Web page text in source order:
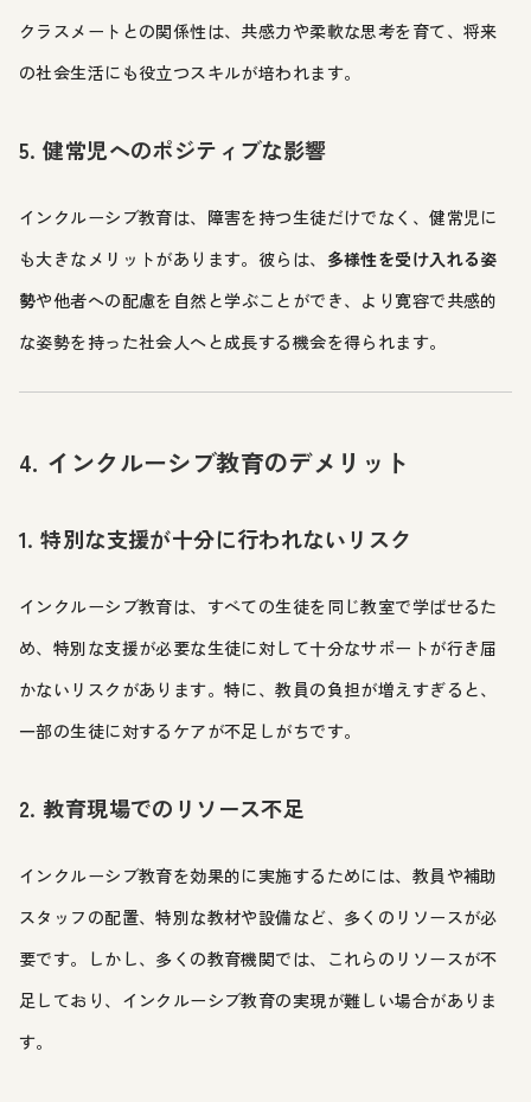
クラスメートとの関係性は、共感力や柔軟な思考を育て、将来
の社会生活にも役立つスキルが培われます。
5. 健常児へのポジティブな影響
インクルーシブ教育は、障害を持つ生徒だけでなく、健常児に
も大きなメリットがあります。彼らは、 多様性を受け入れる姿
勢や他者への配慮を自然と学ぶことができ、より寛容で共感的
な姿勢を持った社会人へと成長する機会を得られます。
4. インクルーシブ教育のデメリット
1. 特別な支援が十分に行われないリスク
インクルーシブ教育は、すべての生徒を同じ教室で学ばせるた
め、特別な支援が必要な生徒に対して十分なサポートが行き届
かないリスクがあります。特に、教員の負担が増えすぎると、
一部の生徒に対するケアが不足しがちです。
2. 教育現場でのリソース不足
インクルーシブ教育を効果的に実施するためには、教員や補助
スタッフの配置、特別な教材や設備など、多くのリソースが必
要です。しかし、多くの教育機関では、これらのリソースが不
足しており、インクルーシブ教育の実現が難しい場合がありま
す。